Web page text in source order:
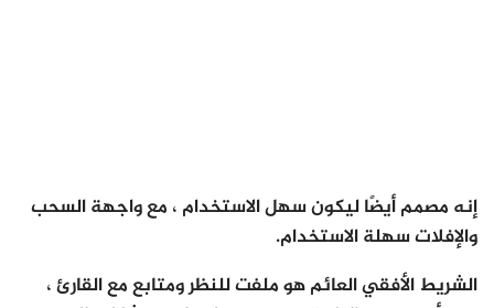
إنه مصمم أيضًا ليكون سهل الاستخدام ، مع واجهة السحب
والإفلات سهلة الاستخدام.
الشريط الأفقي العائم هو ملفت للنظر ومتابع مع القارئ ،